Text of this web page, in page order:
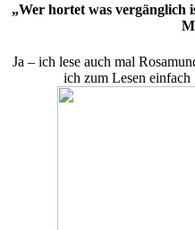
„Wer hortet was vergänglich
Ja – ich lese auch mal
ich zum Lesen